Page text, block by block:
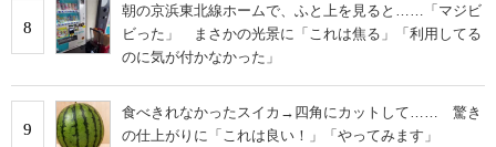
8
朝の京浜東北線ホームで、ふと上を見ると……「マジビ
ビった」 まさかの光景に「これは焦る」「利用してる
のに気が付かなかった」
9
食べきれなかったスイカ→四角にカットして…… 驚き
の仕上がりに「これは良い！」「やってみます」